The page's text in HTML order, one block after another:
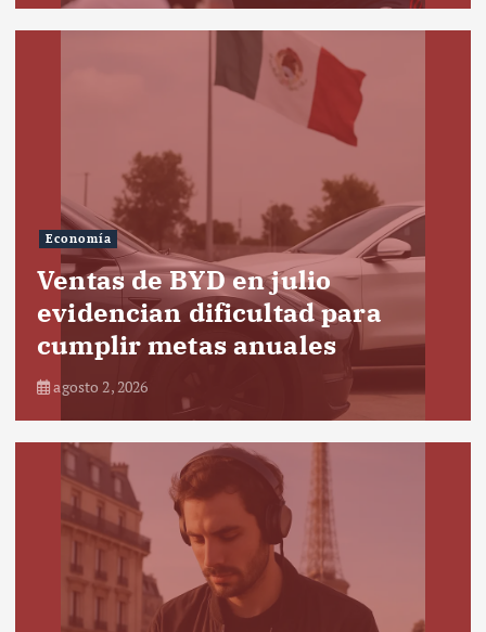
Economía
Ventas de BYD en julio
evidencian dificultad para
cumplir metas anuales
agosto 2, 2026